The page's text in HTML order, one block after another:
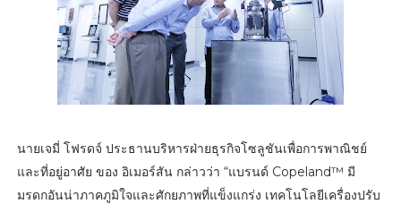
นายเจมี่ โฟรดจ์ ประธานบริหารฝ่ายธุรกิจโซลูชันเพื่อการพาณิชย์
และที่อยู่อาศัย ของ อิเมอร์สัน กล่าวว่า “แบรนด์ Copeland™ มี
มรดกอันน่าภาคภูมิใจและศักยภาพที่แข็งแกร่ง เทคโนโลยีเครื่องปรับ